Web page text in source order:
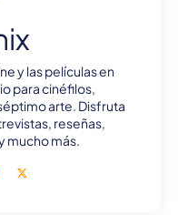
y las películas en
para cinéfilos,
arte. Disfruta
reseñas,
mucho más.